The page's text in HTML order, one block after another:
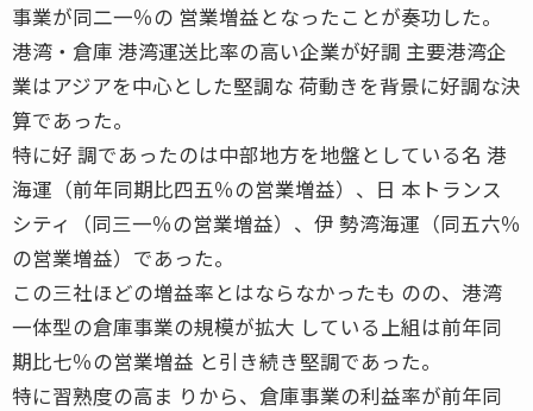
事業が同二一％の 営業増益となったことが奏功した。
港湾・倉庫 港湾運送比率の高い企業が好調 主要港湾企
業はアジアを中心とした堅調な 荷動きを背景に好調な決
算であった。
特に好 調であったのは中部地方を地盤としている名 港
海運（前年同期比四五％の営業増益）、日 本トランス
シティ（同三一％の営業増益）、伊 勢湾海運（同五六％
の営業増益）であった。
この三社ほどの増益率とはならなかったも のの、港湾
一体型の倉庫事業の規模が拡大 している上組は前年同
期比七％の営業増益 と引き続き堅調であった。
特に習熟度の高ま りから、倉庫事業の利益率が前年同